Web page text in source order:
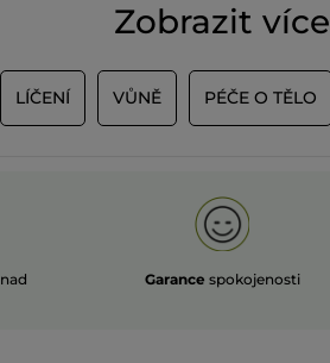
Zobrazit více
LÍČENÍ VŮNĚ PÉČE O TĚLO
nad
Garance spokojenosti